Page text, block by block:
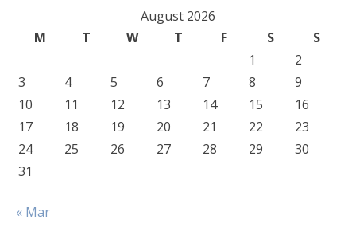
August 2026
M
T W T F S
S
1
2
3
4 5 6 7 8
9
10
11 12 13 14 15
16
17
18 19 20 21 22
23
24
25 26 27 28 29
30
31
« Mar